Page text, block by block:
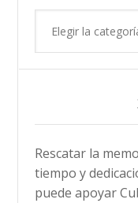
Rescatar la
tiempo y
puede apoyar